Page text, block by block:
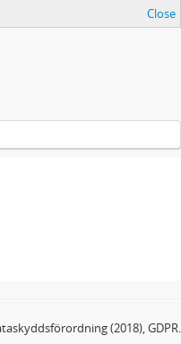
Close
(2018), GDPR.